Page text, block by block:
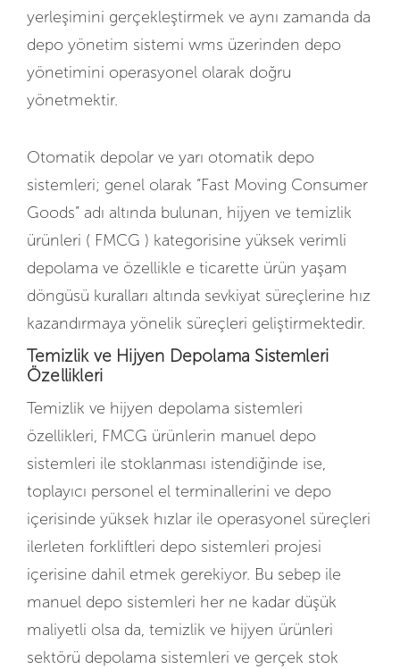
yerleşimini gerçekleştirmek ve aynı zamanda da
depo yönetim sistemi wms üzerinden depo
yönetimini operasyonel olarak doğru
yönetmektir.
Otomatik depolar ve yarı otomatik depo
sistemleri; genel olarak “Fast Moving Consumer
Goods” adı altında bulunan, hijyen ve temizlik
ürünleri ( FMCG ) kategorisine yüksek verimli
depolama ve özellikle e ticarette ürün yaşam
döngüsü kuralları altında sevkiyat süreçlerine hız
kazandırmaya yönelik süreçleri geliştirmektedir.
Temizlik ve Hijyen Depolama Sistemleri
Özellikleri
Temizlik ve hijyen depolama sistemleri
özellikleri, FMCG ürünlerin manuel depo
sistemleri ile stoklanması istendiğinde ise,
toplayıcı personel el terminallerini ve depo
içerisinde yüksek hızlar ile operasyonel süreçleri
ilerleten forkliftleri depo sistemleri projesi
içerisine dahil etmek gerekiyor. Bu sebep ile
manuel depo sistemleri her ne kadar düşük
maliyetli olsa da, temizlik ve hijyen ürünleri
sektörü depolama sistemleri ve gerçek stok